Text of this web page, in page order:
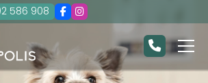
586 908